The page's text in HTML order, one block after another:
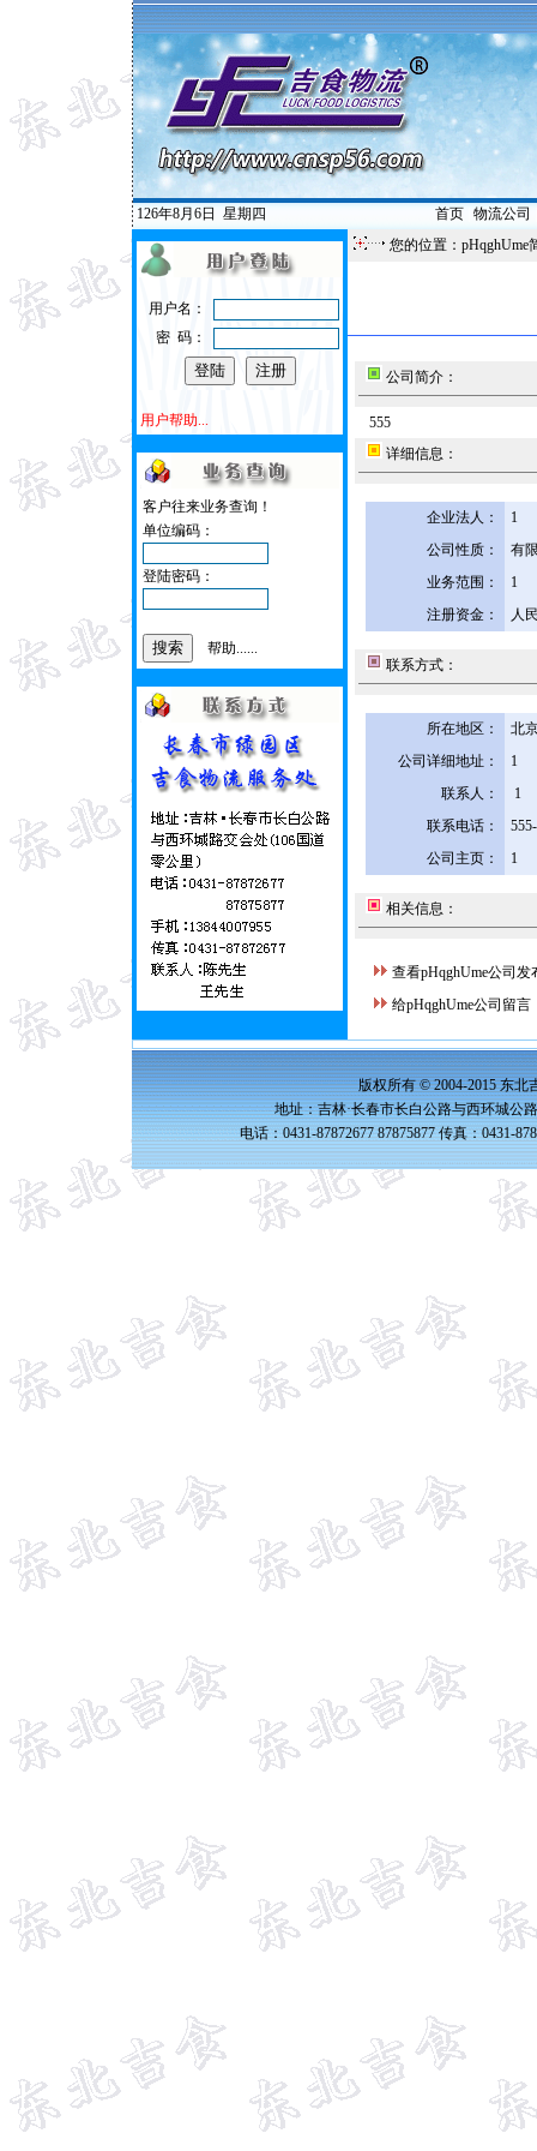
126年8月6日 星期四 首页| 物流公司
用户名：
密 码：
用户帮助...
客户往来业务查询！
单位编码：
登陆密码：
帮助......
您的位置：pHqghUme
公司简介：
555
详细信息：
企业法人：
1
公司性质：
有
业务范围：
1
注册资金：
人
联系方式：
所在地区：
北
公司详细地址：
1
联系人：
1
联系电话：
公司主页：
1
相关信息：
查看pHqghUme公司发
给pHqghUme公司留言
版权所有 © 2004-2015 东北
地址：吉林·长春市长白公路与西环城公
电话：0431-87872677 87875877 传真：0431-